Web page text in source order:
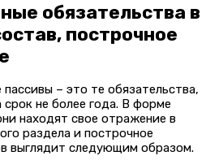
обязательства в
построчное
– это те обязательства,
не более года. В форме
находят свое отражение в
раздела и построчное
выглядит следующим образом.